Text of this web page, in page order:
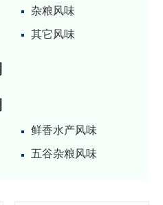
杂粮风味
其它风味
鲜香水产风味
五谷杂粮风味